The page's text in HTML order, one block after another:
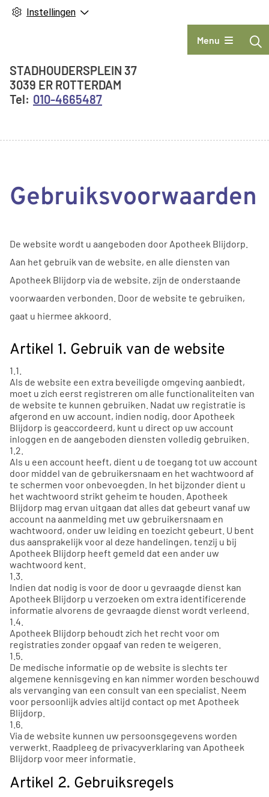
Instellingen
Hoofdmenu
Menu
Adresgegevens
STADHOUDERSPLEIN 37
3039 ER ROTTERDAM
010-4665487
Gebruiksvoorwaarden
De website wordt u aangeboden door Apotheek Blijdorp.
Aan het gebruik van de website, en alle diensten van
Apotheek Blijdorp via de website, zijn de onderstaande
voorwaarden verbonden. Door de website te gebruiken,
gaat u hiermee akkoord.
Artikel 1. Gebruik van de website
1.1.
Als de website een extra beveiligde omgeving aanbiedt,
moet u zich eerst registreren om alle functionaliteiten van
de website te kunnen gebruiken. Nadat uw registratie is
afgerond en uw account, indien nodig, door Apotheek
Blijdorp is geaccordeerd, kunt u direct op uw account
inloggen en de aangeboden diensten volledig gebruiken.
1.2.
Als u een account heeft, dient u de toegang tot uw account
door middel van de gebruikersnaam en het wachtwoord af
te schermen voor onbevoegden. In het bijzonder dient u
het wachtwoord strikt geheim te houden. Apotheek
Blijdorp mag ervan uitgaan dat alles dat gebeurt vanaf uw
account na aanmelding met uw gebruikersnaam en
wachtwoord, onder uw leiding en toezicht gebeurt. U bent
dus aansprakelijk voor al deze handelingen, tenzij u bij
Apotheek Blijdorp heeft gemeld dat een ander uw
wachtwoord kent.
1.3.
Indien dat nodig is voor de door u gevraagde dienst kan
Apotheek Blijdorp u verzoeken om extra identificerende
informatie alvorens de gevraagde dienst wordt verleend.
1.4.
Apotheek Blijdorp behoudt zich het recht voor om
registraties zonder opgaaf van reden te weigeren.
1.5.
De medische informatie op de website is slechts ter
algemene kennisgeving en kan nimmer worden beschouwd
als vervanging van een consult van een specialist. Neem
voor persoonlijk advies altijd contact op met Apotheek
Blijdorp.
1.6.
Via de website kunnen uw persoonsgegevens worden
verwerkt. Raadpleeg de privacyverklaring van Apotheek
Blijdorp voor meer informatie.
Artikel 2. Gebruiksregels